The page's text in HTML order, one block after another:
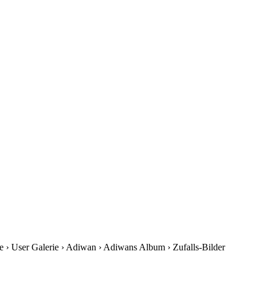
› User Galerie › Adiwan › Adiwans Album › Zufalls-Bilder